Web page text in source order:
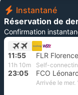
Instantané
Réservation de
Confirmation
11:55 FLR
11h 10m Self-
23:05
Arrivée le mer.